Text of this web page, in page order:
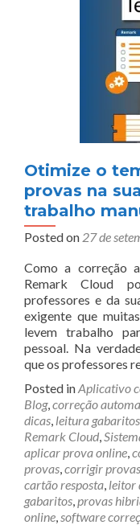
Otimize o
provas na
trabalho
Posted on 27 de
Como a correção
Remark Cloud
professores e da
exigente que
levem trabalho
pessoal. Na
que os professores
Posted inAplicativo
Blog,correção
dicas, leitura gabaritos
Remark Cloud,
aplicar prova online,
provas,corrigir
cartão resposta, leitor
gabaritos,provas
online,software